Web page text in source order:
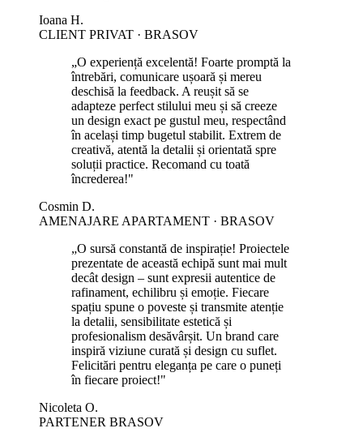
Ioana H.
CLIENT PRIVAT · BRASOV
„O experiență excelentă! Foarte promptă la
întrebări, comunicare ușoară și mereu
deschisă la feedback. A reușit să se
adapteze perfect stilului meu și să creeze
un design exact pe gustul meu, respectând
în același timp bugetul stabilit. Extrem de
creativă, atentă la detalii și orientată spre
soluții practice. Recomand cu toată
încrederea!"
Cosmin D.
AMENAJARE APARTAMENT · BRASOV
„O sursă constantă de inspirație! Proiectele
prezentate de această echipă sunt mai mult
decât design – sunt expresii autentice de
rafinament, echilibru și emoție. Fiecare
spațiu spune o poveste și transmite atenție
la detalii, sensibilitate estetică și
profesionalism desăvârșit. Un brand care
inspiră viziune curată și design cu suflet.
Felicitări pentru eleganța pe care o puneți
în fiecare proiect!"
Nicoleta O.
PARTENER BRASOV